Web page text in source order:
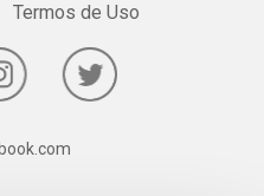
Termos de Uso